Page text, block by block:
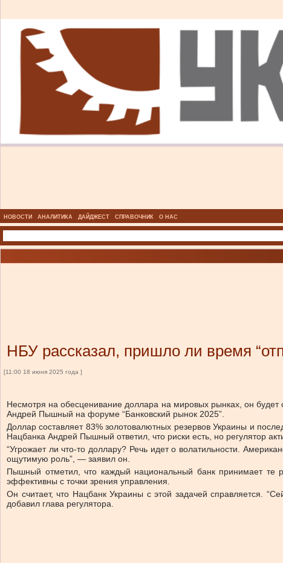
НОВОСТИ АНАЛИТИКА ДАЙДЖЕСТ СПРАВОЧНИК О НАС
НБУ рассказал, пришло ли время
[11:00 18 июня 2025 года ]
Несмотря на обесценивание доллара на мировых рынках, он
Андрей Пышный на форуме “Банковский рынок 2025”.
Доллар составляет 83% золотовалютных резервов Украины и
Нацбанка Андрей Пышный ответил, что риски есть, но регулятор
“Угрожает ли что-то доллару? Речь идет о волатильности.
ощутимую роль”, — заявил он.
Пышный отметил, что каждый национальный банк принимает
эффективны с точки зрения управления.
Он считает, что Нацбанк Украины с этой задачей справляется.
добавил глава регулятора.